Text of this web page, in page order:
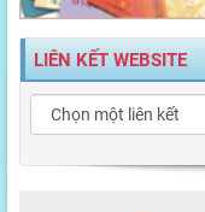
LIÊN KẾT WEBSITE